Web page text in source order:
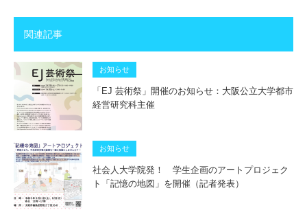
関連記事
お知らせ
「EJ 芸術祭」開催のお知らせ：大阪公立大学都市
経営研究科主催
お知らせ
社会人大学院発！ 学生企画のアートプロジェク
ト「記憶の地図」を開催（記者発表）